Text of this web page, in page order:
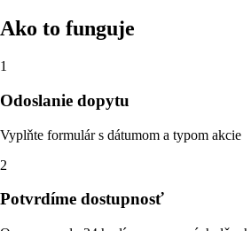
Ako to funguje
1
Odoslanie dopytu
Vyplňte formulár s dátumom a typom akcie
2
Potvrdíme dostupnosť